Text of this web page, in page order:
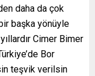
daha da çok
başka yönüyle
Cimer Bimer
Bor
teşvik verilsin